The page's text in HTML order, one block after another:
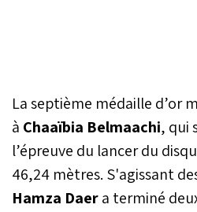
La septième médaille d’or
à Chaaïbia Belmaachi, qui
l’épreuve du lancer du
46,24 mètres. S'agissant
Hamza Daera terminé